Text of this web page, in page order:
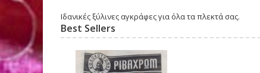
Ιδανικές ξύλινες αγκράφες για όλα τα πλεκτά σας.
Best Sellers